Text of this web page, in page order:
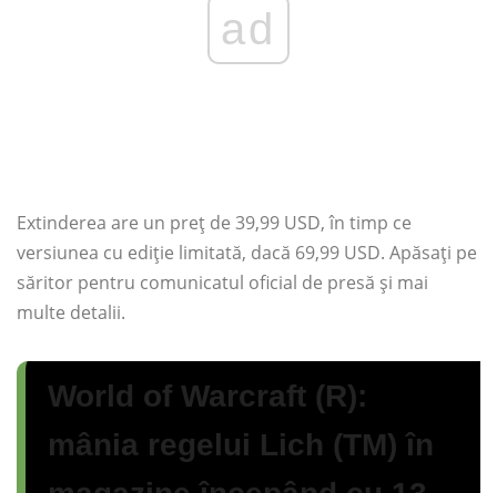
ad
Extinderea are un preț de 39,99 USD, în timp ce
versiunea cu ediție limitată, dacă 69,99 USD. Apăsați pe
săritor pentru comunicatul oficial de presă și mai
multe detalii.
World of Warcraft (R):
mânia regelui Lich (TM) în